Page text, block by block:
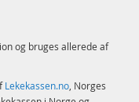
og bruges allerede af
Lekekassen.no, Norges